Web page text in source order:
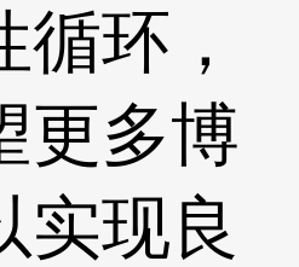
环，
更多博
实现良